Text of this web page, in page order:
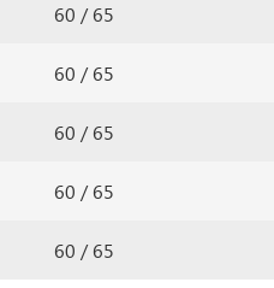
60 / 65
60 / 65
60 / 65
60 / 65
60 / 65